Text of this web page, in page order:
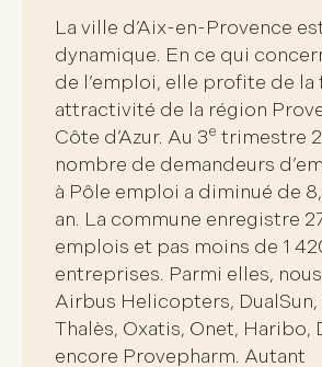
La ville d’Aix-en-Provence
dynamique. En ce qui
de l’emploi, elle profite de la
attractivité de la région
Côte d’Azur. Au 3e trimestre
nombre de demandeurs
à Pôle emploi a diminué de
an. La commune enregistre
emplois et pas moins de 1
entreprises. Parmi elles,
Airbus Helicopters, DualSun,
Thalès, Oxatis, Onet, Haribo,
encore Provepharm. Autant